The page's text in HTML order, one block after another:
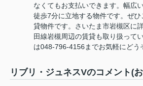
なくてもお支払いできます。幅広
徒歩7分に立地する物件です。ぜ
貸物件です。さいたま市岩槻区に
田線岩槻周辺の賃貸も取り扱って
は048-796-4156までお気軽にどう
リブリ・ジュネスVのコメント(